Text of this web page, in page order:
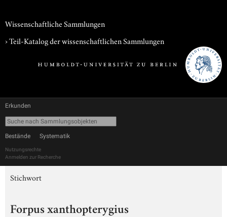
Wissenschaftliche Sammlungen
› Teil-Katalog der wissenschaftlichen Sammlungen
Erkunden
Bestände Systematik
Nutzungsrechte
Anmelden zur Recherche
Stichwort
Forpus xanthopterygius